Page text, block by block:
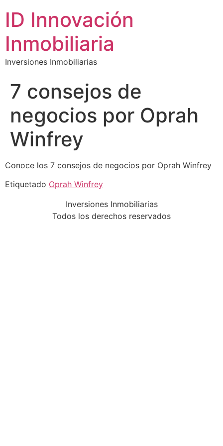
ID Innovación
Inmobiliaria
Inversiones Inmobiliarias
7 consejos de
negocios por Oprah
Winfrey
Conoce los 7 consejos de negocios por Oprah Winfrey
Etiquetado Oprah Winfrey
Inversiones Inmobiliarias
Todos los derechos reservados